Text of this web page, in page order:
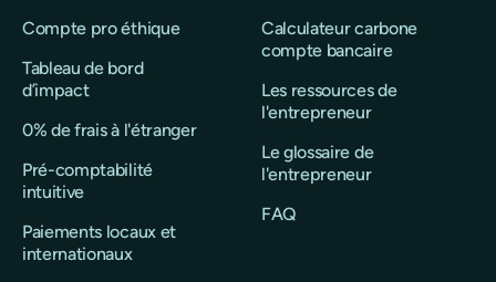
Compte pro éthique
Tableau de bord
d’impact
0% de frais à l'étranger
Pré-comptabilité
intuitive
Paiements locaux et
internationaux
Calculateur carbone
compte bancaire
Les ressources de
l'entrepreneur
Le glossaire de
l'entrepreneur
FAQ